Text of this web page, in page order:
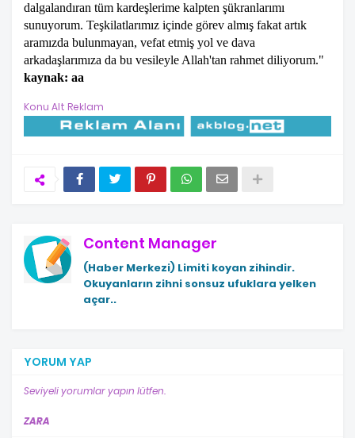
dalgalandıran tüm kardeşlerime kalpten şükranlarımı
sunuyorum. Teşkilatlarımız içinde görev almış fakat artık
aramızda bulunmayan, vefat etmiş yol ve dava
arkadaşlarımıza da bu vesileyle Allah'tan rahmet diliyorum."
kaynak: aa
Konu Alt Reklam
Content Manager
(Haber Merkezi) Limiti koyan zihindir.
Okuyanların zihni sonsuz ufuklara yelken
açar..
YORUM YAP
Seviyeli yorumlar yapın lütfen.
ZARA